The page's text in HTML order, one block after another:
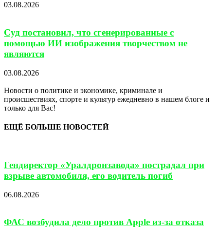
03.08.2026
Суд постановил, что сгенерированные с
помощью ИИ изображения творчеством не
являются
03.08.2026
Новости о политике и экономике, криминале и
происшествиях, спорте и культур ежедневно в нашем блоге и
только для Вас!
ЕЩЁ БОЛЬШЕ НОВОСТЕЙ
Гендиректор «Уралдронзавода» пострадал при
взрыве автомобиля, его водитель погиб
06.08.2026
ФАС возбудила дело против Apple из-за отказа